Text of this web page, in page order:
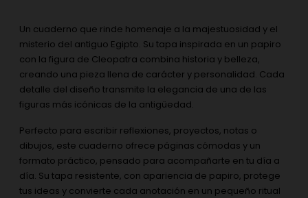
Un cuaderno que rinde homenaje a la majestuosidad y el
misterio del antiguo Egipto. Su tapa inspirada en un papiro
con la figura de Cleopatra combina historia y belleza,
creando una pieza llena de carácter y personalidad. Cada
detalle del diseño transmite la elegancia de una de las
figuras más icónicas de la antigüedad.
Perfecto para escribir reflexiones, proyectos, notas o
dibujos, este cuaderno ofrece páginas cómodas y un
formato práctico, pensado para acompañarte en tu día a
día. Su tapa resistente, con apariencia de papiro, protege
tus ideas y convierte cada anotación en un pequeño ritual